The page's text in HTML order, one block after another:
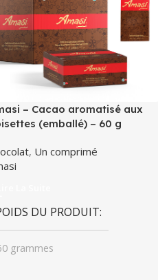
– Cacao aromatisé aux
(emballé) – 60 g
, Un comprimé
DU PRODUIT
grammes